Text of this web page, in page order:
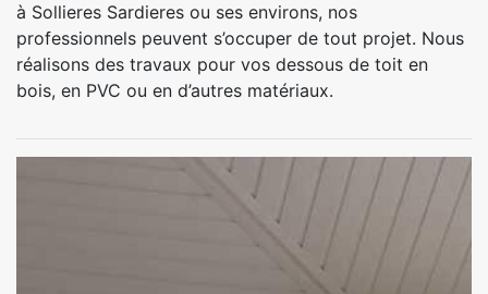
à Sollieres Sardieres ou ses environs, nos
professionnels peuvent s’occuper de tout projet. Nous
réalisons des travaux pour vos dessous de toit en
bois, en PVC ou en d’autres matériaux.